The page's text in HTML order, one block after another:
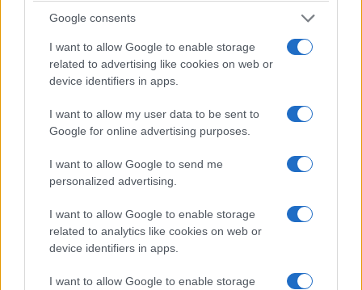
Google consents
I want to allow Google to enable storage
related to advertising like cookies on web or
device identifiers in apps.
I want to allow my user data to be sent to
Google for online advertising purposes.
I want to allow Google to send me
personalized advertising.
I want to allow Google to enable storage
related to analytics like cookies on web or
device identifiers in apps.
I want to allow Google to enable storage
ΟΜΟΓΕΝΕΙΑ
Η Κρήτη τιμά τους Κρήτες της διασποράς: Η
πρώτη «Οδός Αποδήμων Κρητών» στον Άγιο
Νικόλαο
31/07/2026 - 10:50πμ